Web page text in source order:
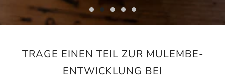
TRAGE EINEN TEIL ZUR MULEMBE-
ENTWICKLUNG BEI